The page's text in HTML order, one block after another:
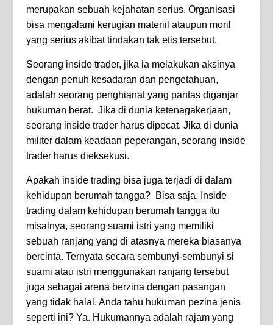
merupakan sebuah kejahatan serius. Organisasi
bisa mengalami kerugian materiil ataupun moril
yang serius akibat tindakan tak etis tersebut.
Seorang inside trader, jika ia melakukan aksinya
dengan penuh kesadaran dan pengetahuan,
adalah seorang penghianat yang pantas diganjar
hukuman berat. Jika di dunia ketenagakerjaan,
seorang inside trader harus dipecat. Jika di dunia
militer dalam keadaan peperangan, seorang inside
trader harus dieksekusi.
Apakah inside trading bisa juga terjadi di dalam
kehidupan berumah tangga? Bisa saja. Inside
trading dalam kehidupan berumah tangga itu
misalnya, seorang suami istri yang memiliki
sebuah ranjang yang di atasnya mereka biasanya
bercinta. Ternyata secara sembunyi-sembunyi si
suami atau istri menggunakan ranjang tersebut
juga sebagai arena berzina dengan pasangan
yang tidak halal. Anda tahu hukuman pezina jenis
seperti ini? Ya. Hukumannya adalah rajam yang